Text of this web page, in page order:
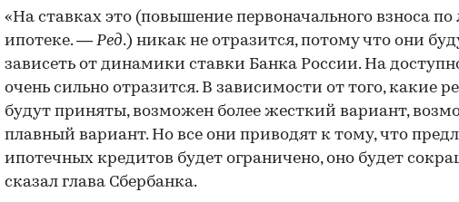
«На ставках это (повышение первоначального взноса по
ипотеке. — Ред.) никак не отразится, потому что они
зависеть от динамики ставки Банка России. На
очень сильно отразится. В зависимости от того, какие
будут приняты, возможен более жесткий вариант,
плавный вариант. Но все они приводят к тому, что
ипотечных кредитов будет ограничено, оно будет
сказал глава Сбербанка.